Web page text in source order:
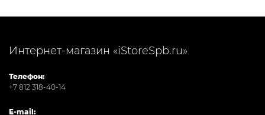
Интернет-магазин «iStoreSpb.ru»
Телефон:
+7 812 318-40-14
E-mail: